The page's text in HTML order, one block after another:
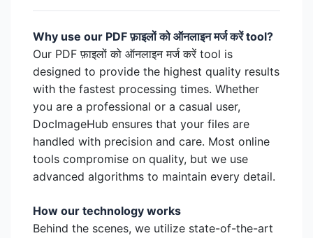
Why use our PDF फ़ाइलों को ऑनलाइन मर्ज करें tool?
Our PDF फ़ाइलों को ऑनलाइन मर्ज करें tool is
designed to provide the highest quality results
with the fastest processing times. Whether
you are a professional or a casual user,
DocImageHub ensures that your files are
handled with precision and care. Most online
tools compromise on quality, but we use
advanced algorithms to maintain every detail.
How our technology works
Behind the scenes, we utilize state-of-the-art